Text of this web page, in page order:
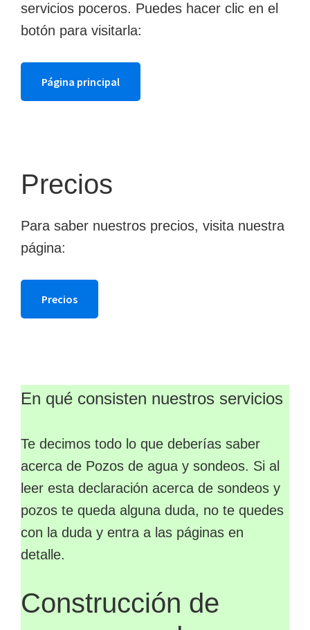
servicios poceros. Puedes hacer clic en el
botón para visitarla:
Página principal
Precios
Para saber nuestros precios, visita nuestra
página:
Precios
En qué consisten nuestros servicios
Te decimos todo lo que deberías saber
acerca de Pozos de agua y sondeos. Si al
leer esta declaración acerca de sondeos y
pozos te queda alguna duda, no te quedes
con la duda y entra a las páginas en
detalle.
Construcción de